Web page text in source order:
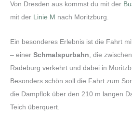
Von Dresden aus kommst du mit der
mit der Linie M nach Moritzburg.
Ein besonderes Erlebnis ist die Fahrt
– einerSchmalspurbahn, die
Radeburg verkehrt und dabei in
Besonders schön soll die Fahrt zum
die Dampflok über den 210 m langen
Teich überquert.